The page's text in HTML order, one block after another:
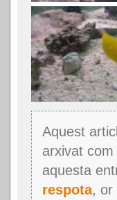
Aquest
arxivat com
aquesta
respota, or